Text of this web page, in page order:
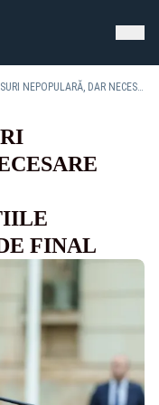
ILIE BOLOJAN: MĂSURI NEPOPULARĂ, DAR NECESARE PENTRU REDUCEREA DEFICITULUI. DISCUȚIILE POLITICE, APROAPE DE FINAL
FINAL